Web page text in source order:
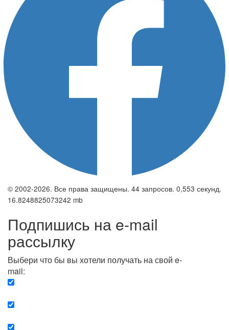
© 2002-2026. Все права защищены. 44 запросов. 0,553 секунд.
16.8248825073242 mb
Подпишись на e-mail
рассылку
Выбери что бы вы хотели получать на свой e-
mail: